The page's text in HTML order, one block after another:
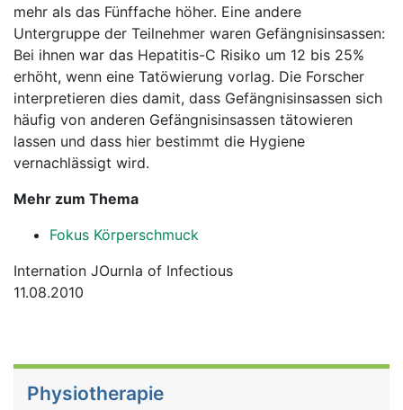
mehr als das Fünffache höher. Eine andere
Untergruppe der Teilnehmer waren Gefängnisinsassen:
Bei ihnen war das Hepatitis-C Risiko um 12 bis 25%
erhöht, wenn eine Tatöwierung vorlag. Die Forscher
interpretieren dies damit, dass Gefängnisinsassen sich
häufig von anderen Gefängnisinsassen tätowieren
lassen und dass hier bestimmt die Hygiene
vernachlässigt wird.
Mehr zum Thema
Fokus Körperschmuck
Internation JOurnla of Infectious
11.08.2010
Physiotherapie